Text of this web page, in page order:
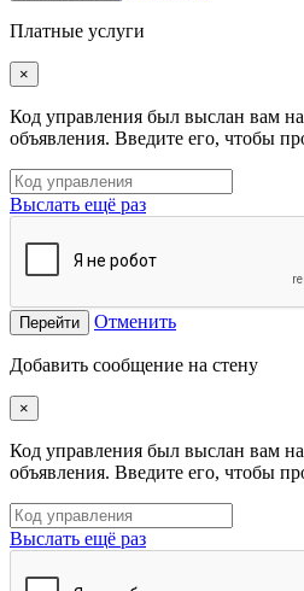
Платные услуги
×
Код управления был выслан вам
объявления. Введите его, чтобы
Выслать ещё раз
Перейти Отменить
Добавить сообщение на стену
×
Код управления был выслан вам
объявления. Введите его, чтобы
Выслать ещё раз